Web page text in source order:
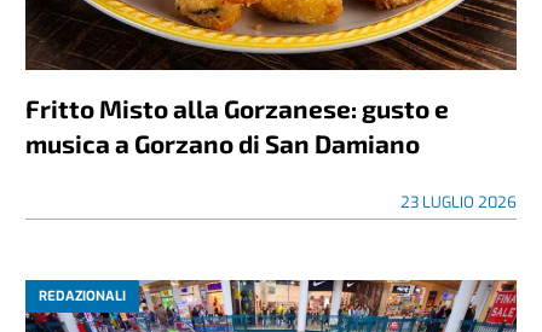
Fritto Misto alla Gorzanese: gusto e
musica a Gorzano di San Damiano
23 LUGLIO 2026
REDAZIONALI